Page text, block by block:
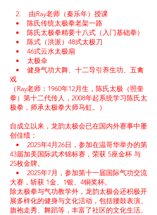
2. 由Ray老师（秦乐年）授课
• 陈氏传统太极拳老架一路
• 陈氏太极拳精要十八式（入门基础拳）
• 陈式（洪派）48式太极刀
• 46式云水太极扇
• 太极伞
• 健身气功大舞、十二导引养生功、五禽
戏
（Ray老师：1960年12月生，陈氏太极（照奎
拳）第十二代传人，2008年起系统学习陈氏太
极拳，师承太极拳大师马虹。）
自成立以来，龙韵太极会已在国内外赛事中屡
创佳绩：
• 2025年4月26日，参加在温哥华举办的第
43届加美国际武术锦标赛，荣获 5座金杯 与
25枚金牌。
• 2025年7月，参加第十一届国际气功交流
大赛，斩获 1金、1银、4铜奖杯。
除太极拳与气功教学外，龙韵太极会还积极开
展多样化的健身与文化活动，包括腰鼓表演、
旗袍走秀、舞蹈等，丰富了社区的文化生活。